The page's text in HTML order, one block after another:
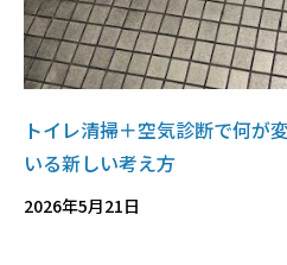
トイレ清掃＋空気診断で何が
いる新しい考え方
2026年5月21日